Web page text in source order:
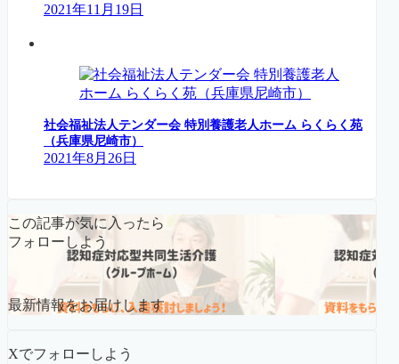
2021年11月19日
社会福祉法人テンダー会 特別養護老人ホーム らくらく苑
（兵庫県尼崎市）
2021年8月26日
この記事が気に入ったら
フォローしよう
最新情報をお届けします
Xでフォローしよう